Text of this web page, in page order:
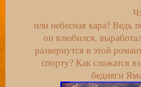
или небесная кара? Ведь
он влюбился,
развернутся в этой
спорту? Как сложатся
бедняги